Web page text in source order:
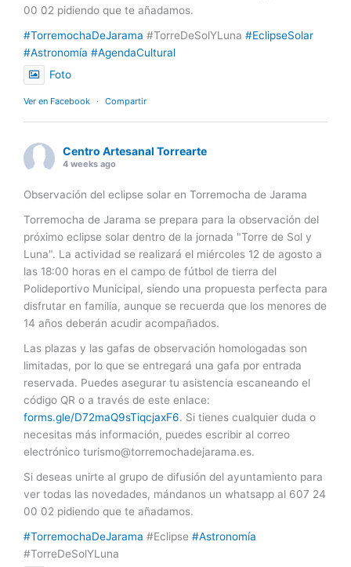
00 02 pidiendo que te añadamos.
#TorremochaDeJarama #TorreDeSolYLuna #EclipseSolar
#Astronomía #AgendaCultural
Foto
Ver en Facebook · Compartir
Centro Artesanal Torrearte
4 weeks ago
Observación del eclipse solar en Torremocha de Jarama
Torremocha de Jarama se prepara para la observación del
próximo eclipse solar dentro de la jornada "Torre de Sol y
Luna". La actividad se realizará el miércoles 12 de agosto a
las 18:00 horas en el campo de fútbol de tierra del
Polideportivo Municipal, siendo una propuesta perfecta para
disfrutar en familia, aunque se recuerda que los menores de
14 años deberán acudir acompañados.
Las plazas y las gafas de observación homologadas son
limitadas, por lo que se entregará una gafa por entrada
reservada. Puedes asegurar tu asistencia escaneando el
código QR o a través de este enlace:
forms.gle/D72maQ9sTiqcjaxF6. Si tienes cualquier duda o
necesitas más información, puedes escribir al correo
electrónico turismo@torremochadejarama.es.
Si deseas unirte al grupo de difusión del ayuntamiento para
ver todas las novedades, mándanos un whatsapp al 607 24
00 02 pidiendo que te añadamos.
#TorremochaDeJarama #Eclipse #Astronomía
#TorreDeSolYLuna